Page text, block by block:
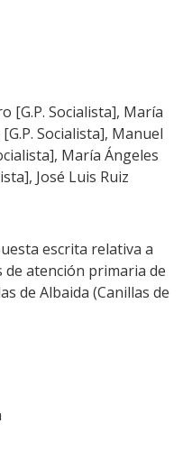
[G.P. Socialista], María
Socialista], Manuel
María Ángeles
José Luis Ruiz
escrita relativa a
de atención primaria de
de Albaida (Canillas de